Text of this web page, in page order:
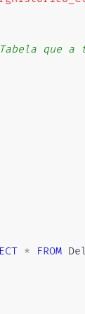
que a
* FROM